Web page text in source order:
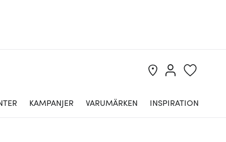
KAMPANJER VARUMÄRKEN INSPIRATION